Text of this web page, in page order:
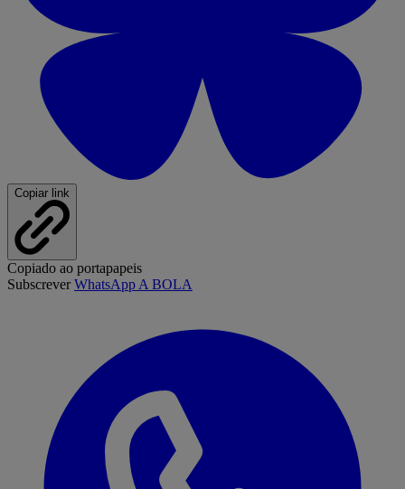
Copiar link
Copiado ao portapapeis
SubscreverWhatsApp A BOLA